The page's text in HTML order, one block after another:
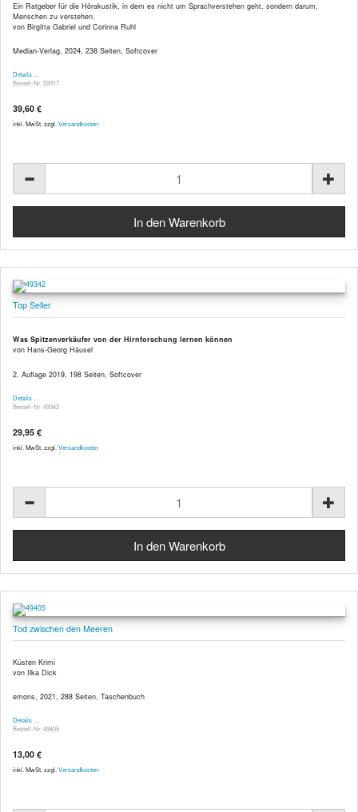
Ein Ratgeber für die Hörakustik, in dem es nicht um Sprachverstehen geht, sondern darum,
Menschen zu verstehen.
von Birgitta Gabriel und Corinna Ruhl
Median-Verlag, 2024, 238 Seiten, Softcover
Details …
Bestell-Nr. 59317
39,60 €
inkl. MwSt. zzgl. Versandkosten
Top Seller
Was Spitzenverkäufer von der Hirnforschung lernen können
von Hans-Georg Häusel
2. Auflage 2019, 198 Seiten, Softcover
Details …
Bestell-Nr. 49342
29,95 €
inkl. MwSt. zzgl. Versandkosten
Tod zwischen den Meeren
Küsten Krimi
von Ilka Dick
emons, 2021, 288 Seiten, Taschenbuch
Details …
Bestell-Nr. 49405
13,00 €
inkl. MwSt. zzgl. Versandkosten